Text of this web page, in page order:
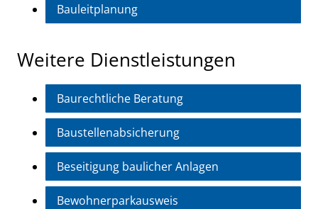
Bauleitplanung
Weitere Dienstleistungen
Baurechtliche Beratung
Baustellenabsicherung
Beseitigung baulicher Anlagen
Bewohnerparkausweis